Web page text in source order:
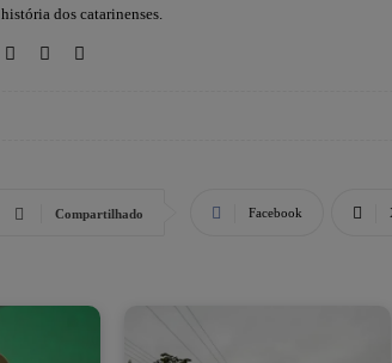
história dos catarinenses.
Compartilhado Facebook